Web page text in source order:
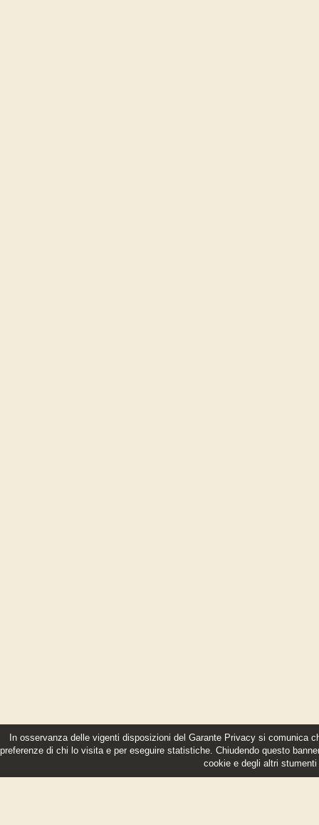
In osservanza delle vigenti disposizioni del Garante Privacy si comunica
preferenze di chi lo visita e per eseguire statistiche. Chiudendo questo
cookie e degli altri